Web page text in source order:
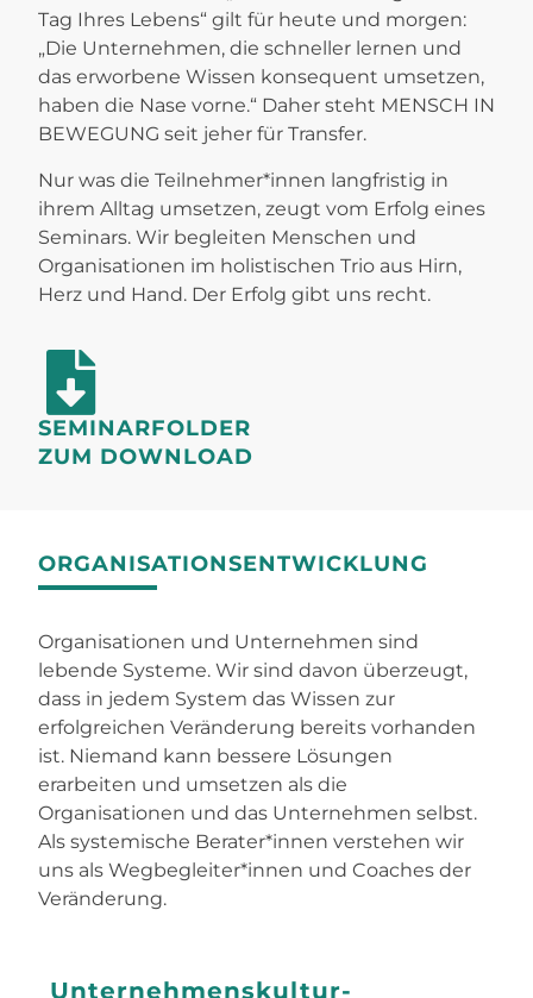
Tag Ihres Lebens“ gilt für heute und morgen:
„Die Unternehmen, die schneller lernen und
das erworbene Wissen konsequent umsetzen,
haben die Nase vorne.“ Daher steht MENSCH IN
BEWEGUNG seit jeher für Transfer.
Nur was die Teilnehmer*innen langfristig in
ihrem Alltag umsetzen, zeugt vom Erfolg eines
Seminars. Wir begleiten Menschen und
Organisationen im holistischen Trio aus Hirn,
Herz und Hand. Der Erfolg gibt uns recht.
SEMINARFOLDER
ZUM DOWNLOAD
ORGANISATIONSENTWICKLUNG
Organisationen und Unternehmen sind
lebende Systeme. Wir sind davon überzeugt,
dass in jedem System das Wissen zur
erfolgreichen Veränderung bereits vorhanden
ist. Niemand kann bessere Lösungen
erarbeiten und umsetzen als die
Organisationen und das Unternehmen selbst.
Als systemische Berater*innen verstehen wir
uns als Wegbegleiter*innen und Coaches der
Veränderung.
Unternehmenskultur-